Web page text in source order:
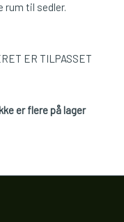
rum til sedler.
ER TILPASSET
er flere på lager